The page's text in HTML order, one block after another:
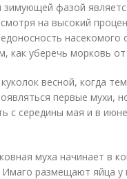
фазой
на высокий
насекомого
как уберечь морковь
весной, когда
первые мухи,
с середины мая и в
муха начинает в
Имаго размещают яйца у